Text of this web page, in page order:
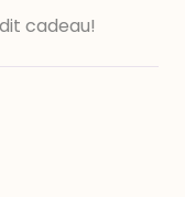
cadeau!